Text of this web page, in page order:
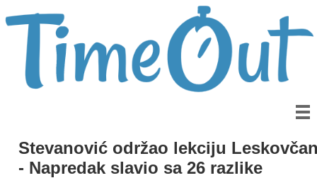
Stevanović održao lekciju
- Napredak slavio sa 26 razlike